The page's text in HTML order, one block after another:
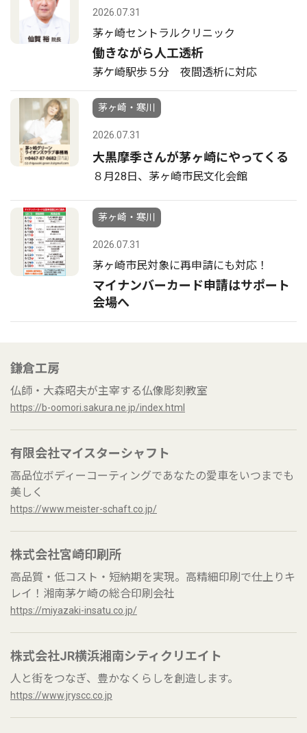
2026.07.31
茅ヶ崎セントラルクリニック
働きながら人工透析
茅ケ崎駅歩５分 夜間透析に対応
茅ヶ崎・寒川
2026.07.31
大黒摩季さんが茅ヶ崎にやってくる
８月28日、茅ヶ崎市民文化会館
茅ヶ崎・寒川
2026.07.31
茅ヶ崎市民対象に再申請にも対応！
マイナンバーカード申請はサポート
会場へ
鎌倉工房
仏師・大森昭夫が主宰する仏像彫刻教室
https://b-oomori.sakura.ne.jp/index.html
有限会社マイスターシャフト
高品位ボディーコーティングであなたの愛車をいつまでも
美しく
https://www.meister-schaft.co.jp/
株式会社宮崎印刷所
高品質・低コスト・短納期を実現。高精細印刷で仕上りキ
レイ！湘南茅ケ崎の総合印刷会社
https://miyazaki-insatu.co.jp/
株式会社JR横浜湘南シティクリエイト
人と街をつなぎ、豊かなくらしを創造します。
https://www.jryscc.co.jp